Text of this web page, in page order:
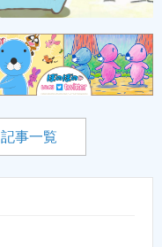
記事一覧